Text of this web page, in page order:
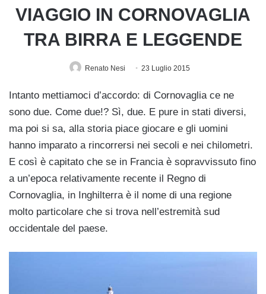
VIAGGIO IN CORNOVAGLIA
TRA BIRRA E LEGGENDE
Renato Nesi 23 Luglio 2015
Intanto mettiamoci d’accordo: di Cornovaglia ce ne
sono due. Come due!? Sì, due. E pure in stati diversi,
ma poi si sa, alla storia piace giocare e gli uomini
hanno imparato a rincorrersi nei secoli e nei chilometri.
E così è capitato che se in Francia è sopravvissuto fino
a un’epoca relativamente recente il Regno di
Cornovaglia, in Inghilterra è il nome di una regione
molto particolare che si trova nell’estremità sud
occidentale del paese.